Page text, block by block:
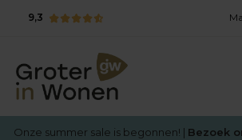
9,3
Onze summer sale is begonnen! | Bezoek